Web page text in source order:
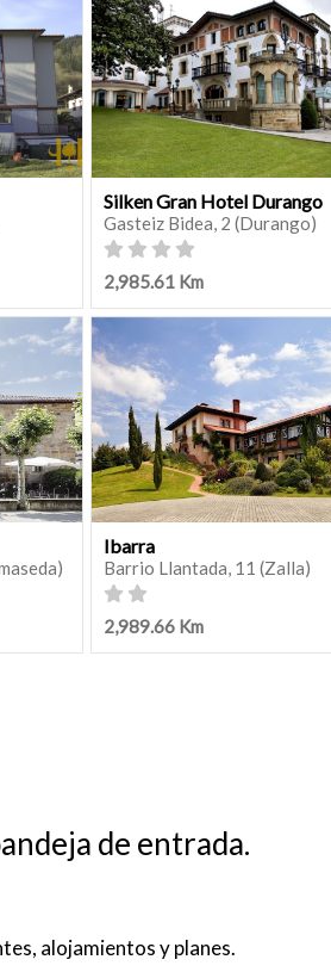
Silken Gran Hotel Durango
Gasteiz Bidea, 2 (Durango)
2,985.61 Km
Ibarra
Barrio Llantada, 11 (Zalla)
2,989.66 Km
de entrada.
alojamientos y planes.